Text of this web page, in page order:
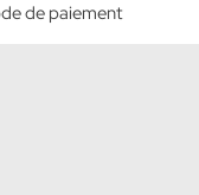
de paiement